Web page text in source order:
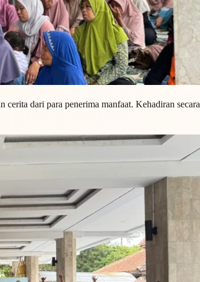
cerita dari para penerima manfaat. Kehadiran secara